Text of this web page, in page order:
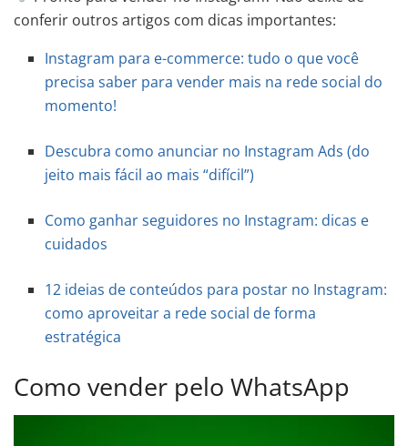
conferir outros artigos com dicas importantes:
Instagram para e-commerce: tudo o que você
precisa saber para vender mais na rede social do
momento!
Descubra como anunciar no Instagram Ads (do
jeito mais fácil ao mais “difícil”)
Como ganhar seguidores no Instagram: dicas e
cuidados
12 ideias de conteúdos para postar no Instagram:
como aproveitar a rede social de forma
estratégica
Como vender pelo WhatsApp